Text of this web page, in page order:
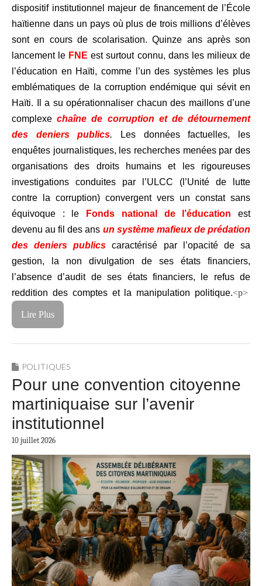
dispositif institutionnel majeur de financement de l’École
haïtienne dans un pays où plus de trois millions d’élèves
sont en cours de scolarisation. Quinze ans après son
lancement le FNE est surtout connu, dans les milieux de
l’éducation en Haïti, comme l’un des systèmes les plus
emblématiques de la corruption endémique qui sévit en
Haïti. Il a su opérationnaliser chacun des maillons d’une
complexechaîne de corruption et de détournement
des deniers publics. Les données factuelles, les
enquêtes journalistiques, les recherches menées par des
organisations des droits humains et les rigoureuses
investigations conduites par l’ULCC (l’Unité de lutte
contre la corruption) convergent vers un constat sans
équivoque : le
Fonds national de l’éducation est
devenu au fil des ans un système mafieux de prédation
des deniers publics
caractérisé par l’opacité de sa
gestion, la non divulgation de ses états financiers,
l’absence d’audit de ses états financiers, le refus de
reddition des comptes et la manipulation politique.<p>
Lire Plus
POLITIQUES
Pour une convention citoyenne
martiniquaise sur l’avenir
institutionnel
10 juillet 2026